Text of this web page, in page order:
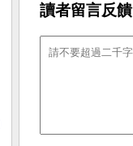
讀者留言反